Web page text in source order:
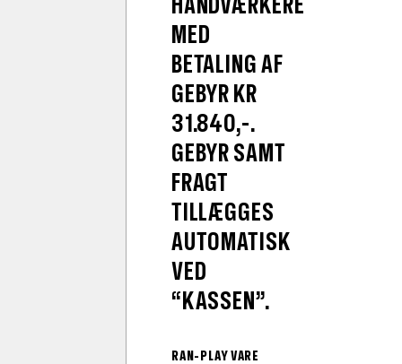
HÅNDVÆRKERE
MED
BETALING AF
GEBYR KR
31.840,-.
GEBYR SAMT
FRAGT
TILLÆGGES
AUTOMATISK
VED
“KASSEN”.
RAN-PLAY VARE